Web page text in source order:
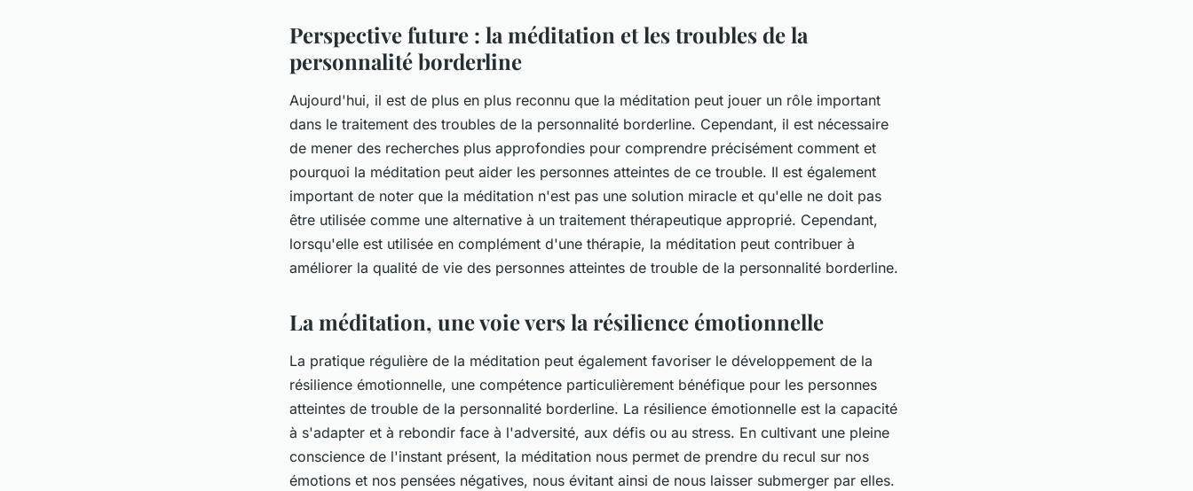
Perspective future : la méditation et les troubles de la
personnalité borderline
Aujourd'hui, il est de plus en plus reconnu que la méditation peut jouer un rôle important
dans le traitement des troubles de la personnalité borderline. Cependant, il est nécessaire
de mener des recherches plus approfondies pour comprendre précisément comment et
pourquoi la méditation peut aider les personnes atteintes de ce trouble. Il est également
important de noter que la méditation n'est pas une solution miracle et qu'elle ne doit pas
être utilisée comme une alternative à un traitement thérapeutique approprié. Cependant,
lorsqu'elle est utilisée en complément d'une thérapie, la méditation peut contribuer à
améliorer la qualité de vie des personnes atteintes de trouble de la personnalité borderline.
La méditation, une voie vers la résilience émotionnelle
La pratique régulière de la méditation peut également favoriser le développement de la
résilience émotionnelle, une compétence particulièrement bénéfique pour les personnes
atteintes de trouble de la personnalité borderline. La résilience émotionnelle est la capacité
à s'adapter et à rebondir face à l'adversité, aux défis ou au stress. En cultivant une pleine
conscience de l'instant présent, la méditation nous permet de prendre du recul sur nos
émotions et nos pensées négatives, nous évitant ainsi de nous laisser submerger par elles.